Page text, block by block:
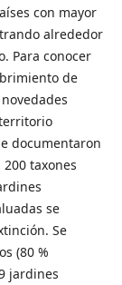
con mayor
alrededor
Para conocer
de
documentaron
taxones
se
Se
(80 %
jardines